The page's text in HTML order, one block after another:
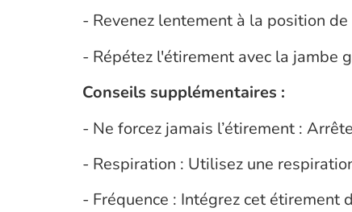
- Revenez lentement à la position
- Répétez l'étirement avec la jambe
Conseils supplémentaires :
- Ne forcez jamais l’étirement :
- Respiration : Utilisez une
- Fréquence : Intégrez cet